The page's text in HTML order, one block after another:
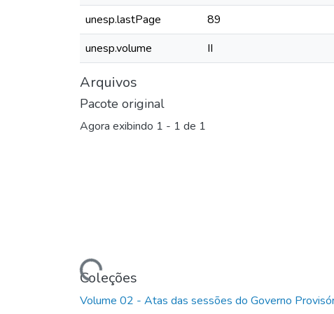
unesp.lastPage
89
unesp.volume
II
Arquivos
Pacote original
Agora exibindo 1 - 1 de 1
Carregando...
Coleções
Volume 02 - Atas das sessões do Governo